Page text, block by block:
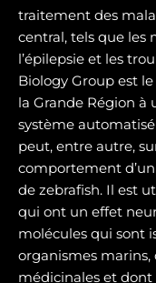
traitement des
central, tels que les
l’épilepsie et les
Biology Group est
la Grande Région à
système
peut, entre autre,
comportement
de zebrafish. Il est
qui ont un effet
molécules qui sont
organismes marins,
médicinales et dont